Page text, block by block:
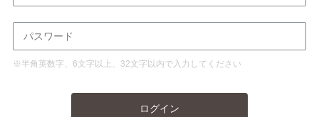
※半角英数字、6文字以上、32文字以内で入力してください
ログイン